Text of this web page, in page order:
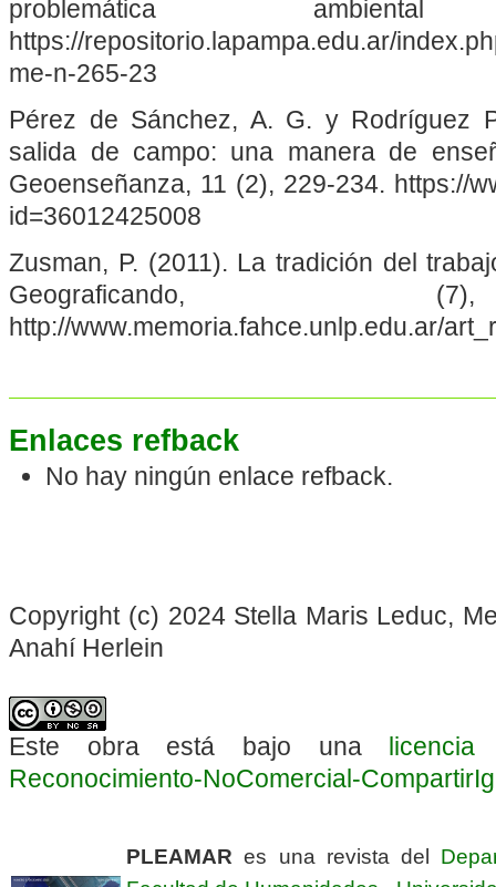
problemática
https://repositorio.lapampa.edu.ar/
me-n-265-23
Pérez de Sánchez, A. G. y Rodríguez
salida de campo: una manera de
Geoenseñanza, 11 (2), 229-234. https://
id=36012425008
Zusman, P. (2011). La tradición del
Geograficando,
http://www.memoria.fahce.unlp.edu.ar/
Enlaces refback
No hay ningún enlace refback.
Copyright (c) 2024 Stella Maris Leduc,
Anahí Herlein
Este obra está bajo una
Reconocimiento-NoComercial-
PLEAMAR es una revista del